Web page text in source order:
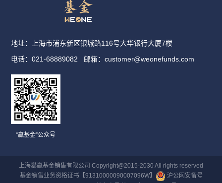
地址：上海市浦东新区银城路116号大华银行大厦7楼
电话：021-68889082 邮箱：customer@weonefunds.com
“赢基金”公众号
上海攀赢基金销售有限公司 Copyright@2015-2030 All rights reserved
基金销售业务资格证书【91310000090007096W】
沪公网安备号